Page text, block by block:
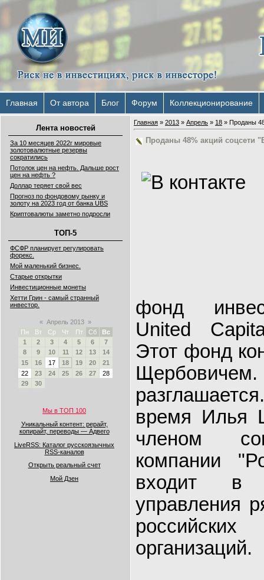
Главная От автора Блог Форум Коллекционирование
Лента новостей
За 10 месяцев 2022г мировые
золотовалютные резервы
сократились
Потолок цен на нефть. Дальше рост
цен на нефть ?
Доллар теряет свой вес
Прогноз по фондовому рынку и
золоту на 2023 год от банка UBS
Криптовалюты заметно подросли
ТОП-5
ФСФР планирует регулировать
форекс.
Мой маленький бизнес.
Старые открытки
Инвестиционные монеты
Хетти Грин - самый странный
инвестор.
« Апрель 2013 »
Пн
Вт Ср Чт Пт Сб
Вс
1
2 3 4 5 6
7
8
9 10 11 12 13
14
15
16 17 18 19 20
21
22
23 24 25 26 27
28
29
30
Мы в ТОП 100
Уникальный контент: рерайт,
копирайт, переводы — Адвего
LiveRSS: Каталог русскоязычных
RSS-каналов
Открыть реальный счет
Мой Дзен
Главная » 2013 » Апрель » 18 » Проданы
Проданы 48% акций соцсети
фонд
United
Этот фонд
время Илья
членом
компании
входит в
управления
организаций.